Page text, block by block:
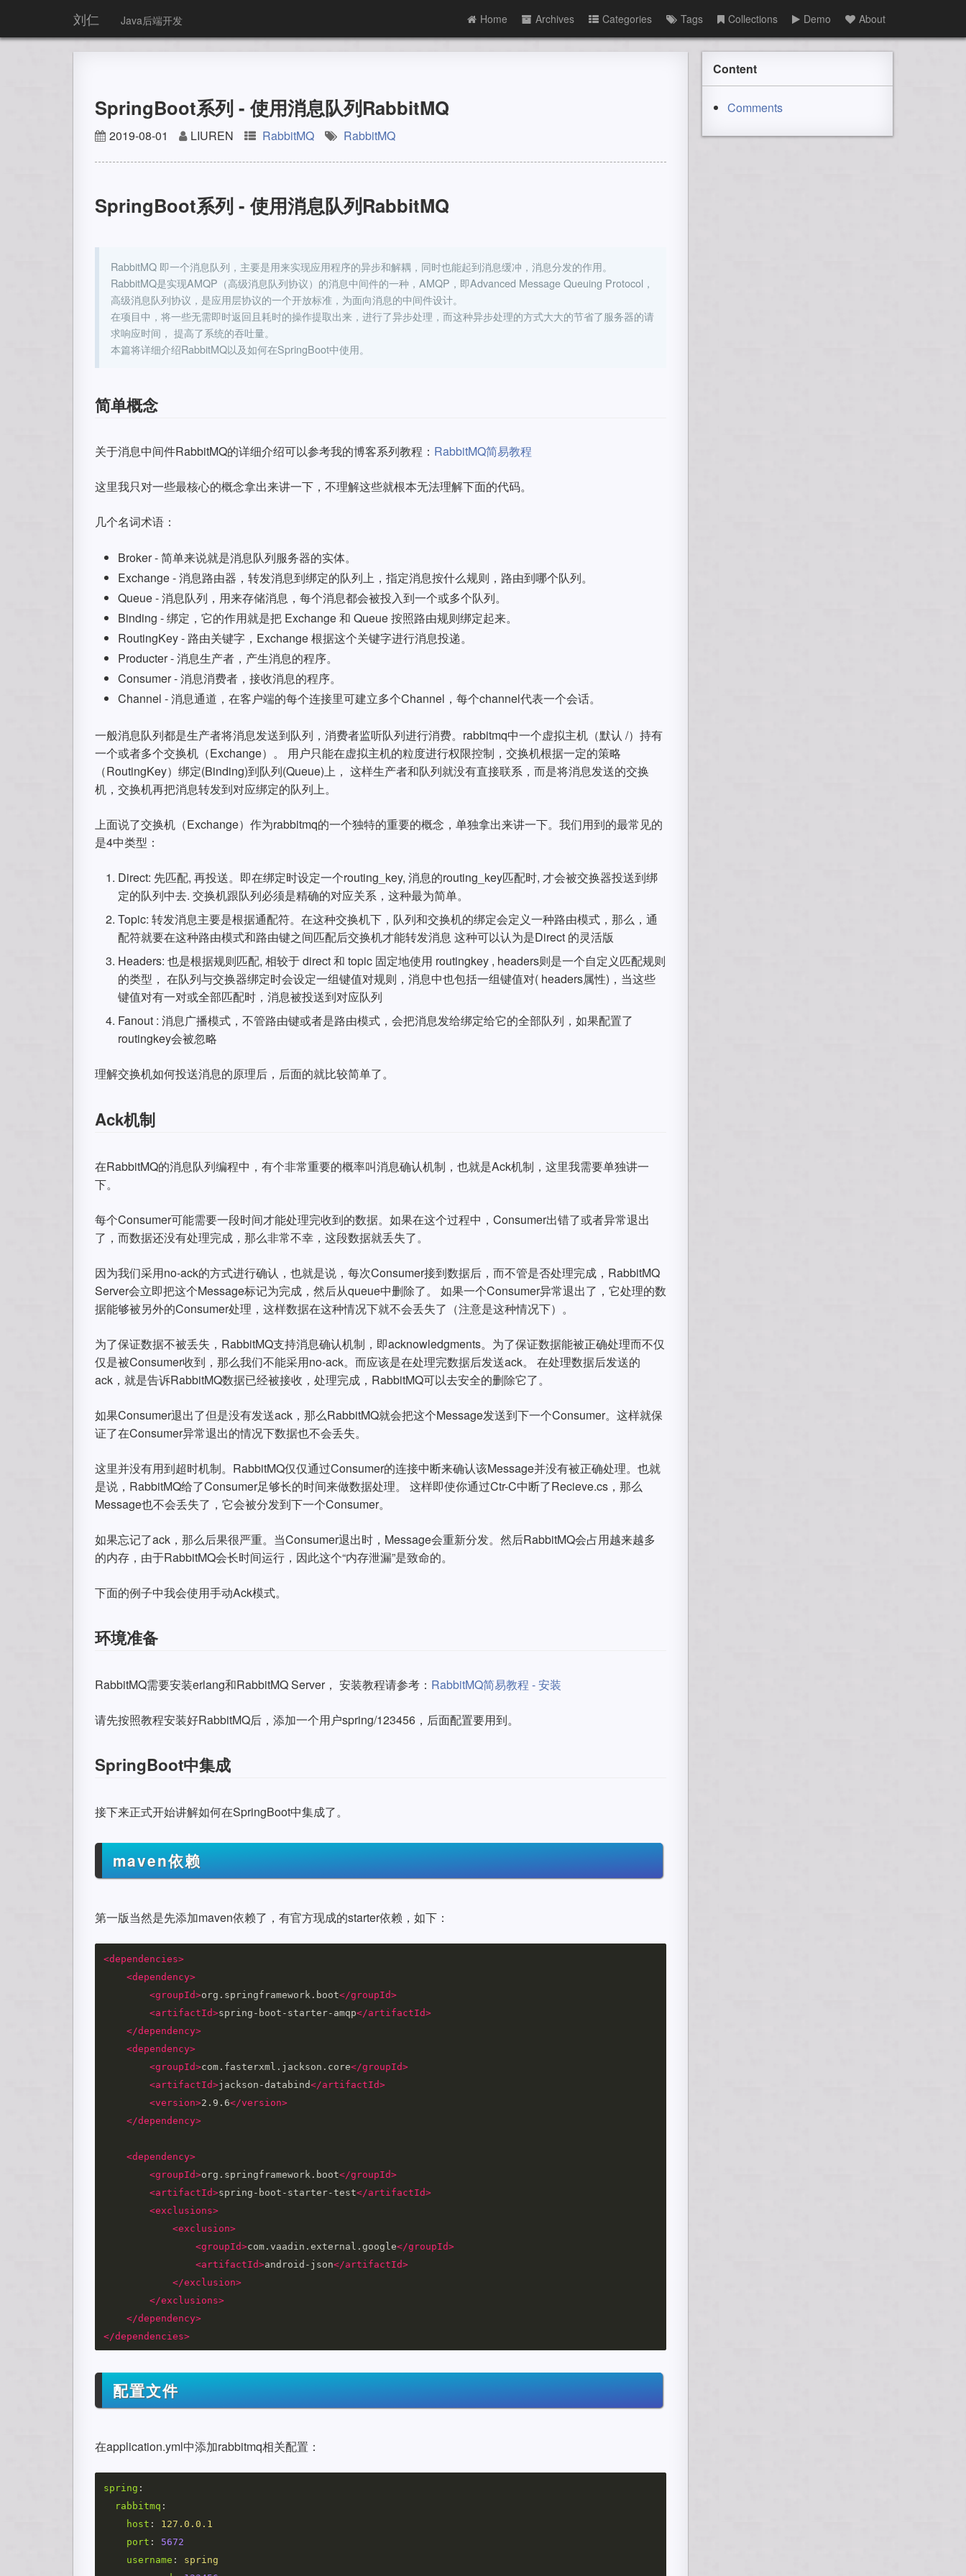
刘仁 Java后端开发 Home Archives Categories Tags Collections Demo About
SpringBoot系列 - 使用消息队列RabbitMQ
2019-08-01 LIUREN RabbitMQ RabbitMQ
SpringBoot系列 - 使用消息队列RabbitMQ
RabbitMQ 即一个消息队列，主要是用来实现应用程序的异步和解耦，同时也能起到消息缓冲，消息分发的作用。
RabbitMQ是实现AMQP（高级消息队列协议）的消息中间件的一种，AMQP，即Advanced Message Queuing Protocol，
高级消息队列协议，是应用层协议的一个开放标准，为面向消息的中间件设计。
在项目中，将一些无需即时返回且耗时的操作提取出来，进行了异步处理，而这种异步处理的方式大大的节省了服务器的请
求响应时间， 提高了系统的吞吐量。
本篇将详细介绍RabbitMQ以及如何在SpringBoot中使用。
简单概念
关于消息中间件RabbitMQ的详细介绍可以参考我的博客系列教程： RabbitMQ简易教程
这里我只对一些最核心的概念拿出来讲一下，不理解这些就根本无法理解下面的代码。
几个名词术语：
Broker - 简单来说就是消息队列服务器的实体。
Exchange - 消息路由器，转发消息到绑定的队列上，指定消息按什么规则，路由到哪个队列。
Queue - 消息队列，用来存储消息，每个消息都会被投入到一个或多个队列。
Binding - 绑定，它的作用就是把 Exchange 和 Queue 按照路由规则绑定起来。
RoutingKey - 路由关键字，Exchange 根据这个关键字进行消息投递。
Producter - 消息生产者，产生消息的程序。
Consumer - 消息消费者，接收消息的程序。
Channel - 消息通道，在客户端的每个连接里可建立多个Channel，每个channel代表一个会话。
一般消息队列都是生产者将消息发送到队列，消费者监听队列进行消费。rabbitmq中一个虚拟主机（默认 /）持有
一个或者多个交换机（Exchange）。 用户只能在虚拟主机的粒度进行权限控制，交换机根据一定的策略
（RoutingKey）绑定(Binding)到队列(Queue)上， 这样生产者和队列就没有直接联系，而是将消息发送的交换
机，交换机再把消息转发到对应绑定的队列上。
上面说了交换机（Exchange）作为rabbitmq的一个独特的重要的概念，单独拿出来讲一下。我们用到的最常见的
是4中类型：
Direct: 先匹配, 再投送。即在绑定时设定一个routing_key, 消息的routing_key匹配时, 才会被交换器投送到绑
定的队列中去. 交换机跟队列必须是精确的对应关系，这种最为简单。
Topic: 转发消息主要是根据通配符。在这种交换机下，队列和交换机的绑定会定义一种路由模式，那么，通
配符就要在这种路由模式和路由键之间匹配后交换机才能转发消息 这种可以认为是Direct 的灵活版
Headers: 也是根据规则匹配, 相较于 direct 和 topic 固定地使用 routingkey , headers则是一个自定义匹配规则
的类型， 在队列与交换器绑定时会设定一组键值对规则，消息中也包括一组键值对( headers属性)，当这些
键值对有一对或全部匹配时，消息被投送到对应队列
Fanout : 消息广播模式，不管路由键或者是路由模式，会把消息发给绑定给它的全部队列，如果配置了
routingkey会被忽略
理解交换机如何投送消息的原理后，后面的就比较简单了。
Ack机制
在RabbitMQ的消息队列编程中，有个非常重要的概率叫消息确认机制，也就是Ack机制，这里我需要单独讲一
下。
每个Consumer可能需要一段时间才能处理完收到的数据。如果在这个过程中，Consumer出错了或者异常退出
了，而数据还没有处理完成，那么非常不幸，这段数据就丢失了。
因为我们采用no-ack的方式进行确认，也就是说，每次Consumer接到数据后，而不管是否处理完成，RabbitMQ
Server会立即把这个Message标记为完成，然后从queue中删除了。 如果一个Consumer异常退出了，它处理的数
据能够被另外的Consumer处理，这样数据在这种情况下就不会丢失了（注意是这种情况下）。
为了保证数据不被丢失，RabbitMQ支持消息确认机制，即acknowledgments。为了保证数据能被正确处理而不仅
仅是被Consumer收到，那么我们不能采用no-ack。而应该是在处理完数据后发送ack。 在处理数据后发送的
ack，就是告诉RabbitMQ数据已经被接收，处理完成，RabbitMQ可以去安全的删除它了。
如果Consumer退出了但是没有发送ack，那么RabbitMQ就会把这个Message发送到下一个Consumer。这样就保
证了在Consumer异常退出的情况下数据也不会丢失。
这里并没有用到超时机制。RabbitMQ仅仅通过Consumer的连接中断来确认该Message并没有被正确处理。也就
是说，RabbitMQ给了Consumer足够长的时间来做数据处理。 这样即使你通过Ctr-C中断了Recieve.cs，那么
Message也不会丢失了，它会被分发到下一个Consumer。
如果忘记了ack，那么后果很严重。当Consumer退出时，Message会重新分发。然后RabbitMQ会占用越来越多
的内存，由于RabbitMQ会长时间运行，因此这个“内存泄漏”是致命的。
下面的例子中我会使用手动Ack模式。
环境准备
RabbitMQ需要安装erlang和RabbitMQ Server， 安装教程请参考： RabbitMQ简易教程 - 安装
请先按照教程安装好RabbitMQ后，添加一个用户spring/123456，后面配置要用到。
SpringBoot中集成
接下来正式开始讲解如何在SpringBoot中集成了。
maven依赖
第一版当然是先添加maven依赖了，有官方现成的starter依赖，如下：
<dependencies>
<dependency>
<groupId>org.springframework.boot</groupId>
<artifactId>spring-boot-starter-amqp</artifactId>
</dependency>
<dependency>
<groupId>com.fasterxml.jackson.core</groupId>
<artifactId>jackson-databind</artifactId>
<version>2.9.6</version>
</dependency>
<dependency>
<groupId>org.springframework.boot</groupId>
<artifactId>spring-boot-starter-test</artifactId>
<exclusions>
<exclusion>
<groupId>com.vaadin.external.google</groupId>
<artifactId>android-json</artifactId>
</exclusion>
</exclusions>
</dependency>
</dependencies>
配置文件
在application.yml中添加rabbitmq相关配置：
spring :
rabbitmq :
host :
127.0.0.1
port :
5672
username :
spring
Content
Comments